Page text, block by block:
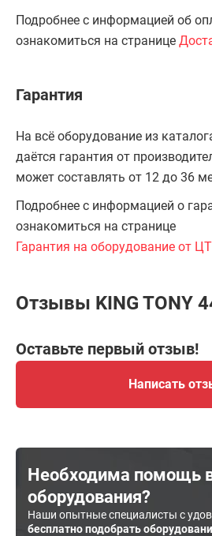
Подробнее с информацией об
ознакомиться на странице
Гарантия
На всё оборудование из
даётся гарантия от
может составлять от 12 до 36
Подробнее с информацией о
ознакомиться на странице
Гарантия на оборудование от
Отзывы KING TONY
Оставьте первый отзыв!
Написать
Необходима помощь
оборудования?
Наши опытные специалисты с
бесплатно подобрать